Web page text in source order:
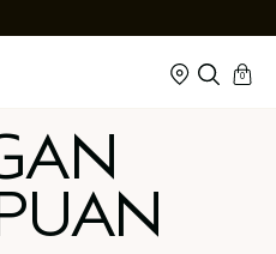
cart
0
kapalı